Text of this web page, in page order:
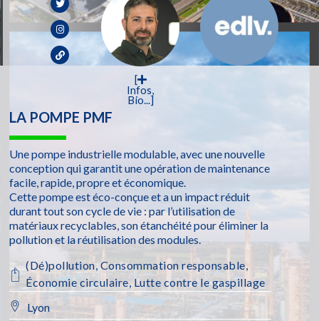
[
Infos,
Bio...]
LA POMPE PMF
Une pompe industrielle modulable, avec une nouvelle
conception qui garantit une opération de maintenance
facile, rapide, propre et économique.
Cette pompe est éco-conçue et a un impact réduit
durant tout son cycle de vie : par l’utilisation de
matériaux recyclables, son étanchéité pour éliminer la
pollution et la réutilisation des modules.
(Dé)pollution, Consommation responsable,
Économie circulaire,Lutte contre le gaspillage
Lyon